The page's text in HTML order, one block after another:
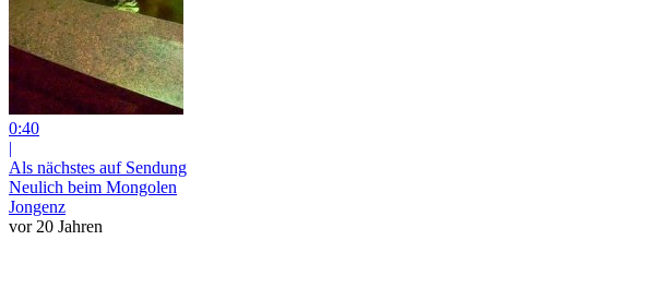
0:40
|
Als nächstes auf Sendung
Neulich beim Mongolen
Jongenz
vor 20 Jahren